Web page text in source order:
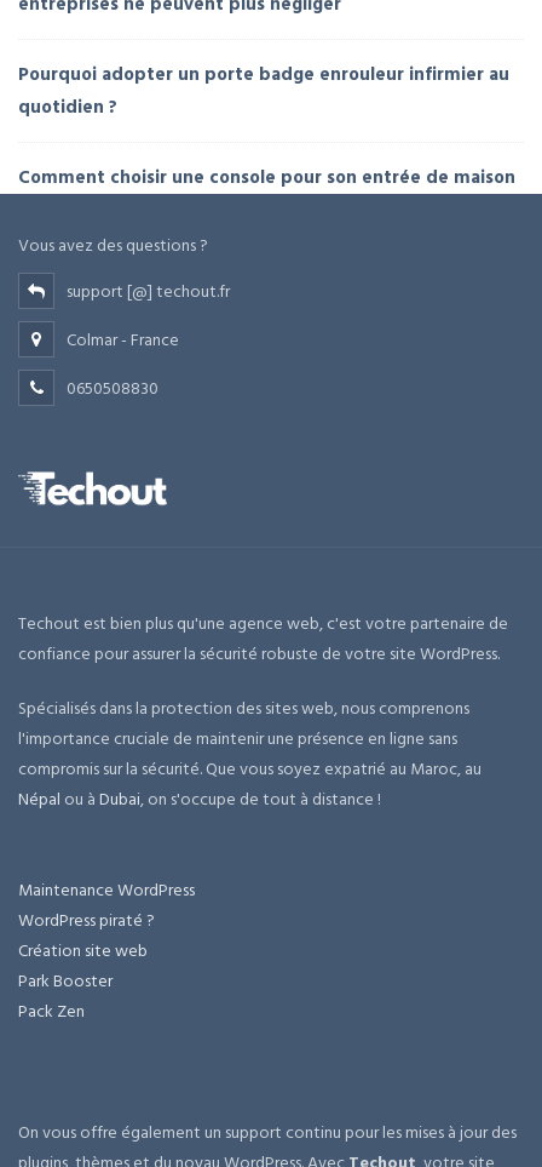
Pourquoi adopter un porte badge enrouleur infirmier au
quotidien ?
Comment choisir une console pour son entrée de maison
Vous avez des questions ?
support [@] techout.fr
Colmar - France
0650508830
Techout est bien plus qu'une agence web, c'est votre partenaire de
confiance pour assurer la sécurité robuste de votre site WordPress.
Spécialisés dans la protection des sites web, nous comprenons
l'importance cruciale de maintenir une présence en ligne sans
compromis sur la sécurité. Que vous soyez expatrié au Maroc, au
Népal ou àDubai, on s'occupe de tout à distance !
Maintenance WordPress
WordPress piraté ?
Création site web
Park Booster
Pack Zen
On vous offre également un support continu pour les mises à jour des